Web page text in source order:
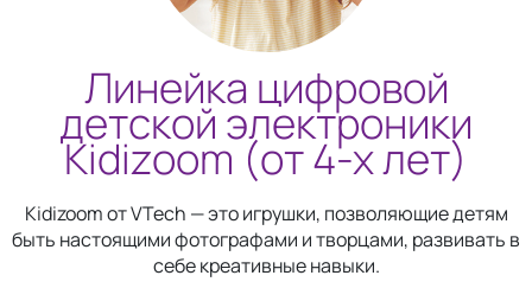
Линейка цифровой
детской электроники
Kidizoom (от 4-х лет)
Kidizoom от VTech — это игрушки, позволяющие детям
быть настоящими фотографами и творцами, развивать в
себе креативные навыки.